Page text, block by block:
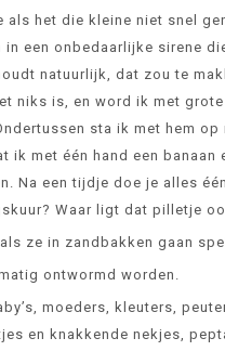
het die kleine niet snel
een onbedaarlijke sirene
natuurlijk, dat zou te
niks is, en word ik met
sta ik met hem op
met één hand een banaan
Na een tijdje doe je alles
Waar ligt dat pilletje
ze in zandbakken gaan
ontwormd worden.
moeders, kleuters,
en knakkende nekjes,